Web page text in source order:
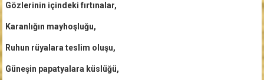
Gözlerinin içindeki fırtınalar,
Karanlığın mayhoşluğu,
Ruhun rüyalara teslim oluşu,
Güneşin papatyalara küslüğü,